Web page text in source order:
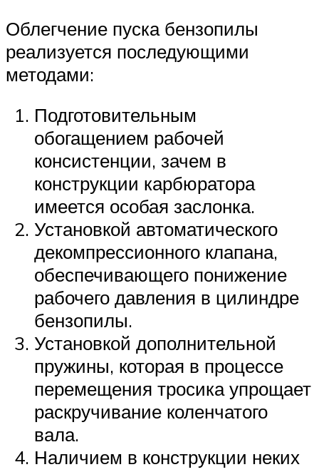
Облегчение пуска бензопилы
реализуется последующими
методами:
Подготовительным
обогащением рабочей
консистенции, зачем в
конструкции карбюратора
имеется особая заслонка.
Установкой автоматического
декомпрессионного клапана,
обеспечивающего понижение
рабочего давления в цилиндре
бензопилы.
Установкой дополнительной
пружины, которая в процессе
перемещения тросика упрощает
раскручивание коленчатого
вала.
Наличием в конструкции неких